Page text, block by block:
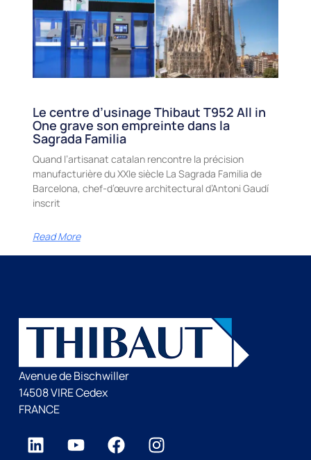
Le centre d’usinage Thibaut T952 All in
One grave son empreinte dans la
Sagrada Familia
Quand l’artisanat catalan rencontre la précision
manufacturière du XXIe siècle La Sagrada Familia de
Barcelona, chef-d’œuvre architectural d’Antoni Gaudí
inscrit
Read More
Avenue de Bischwiller
14508 VIRE Cedex
FRANCE